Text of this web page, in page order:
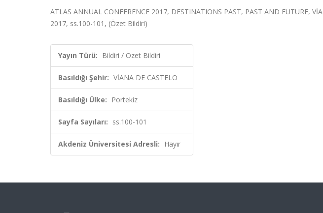
ATLAS ANNUAL CONFERENCE 2017, DESTINATIONS PAST, PAST AND FUTURE,
2017, ss.100-101, (Özet Bildiri)
Yayın Türü: Bildiri / Özet Bildiri
Basıldığı Şehir: VİANA DE CASTELO
Basıldığı Ülke: Portekiz
Sayfa Sayıları: ss.100-101
Akdeniz Üniversitesi Adresli: Hayır